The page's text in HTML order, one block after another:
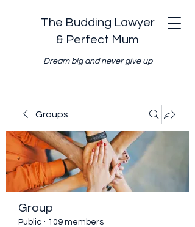
The Budding Lawyer
& Perfect Mum
Dream big and never give up
Groups
Group
Public · 109 members